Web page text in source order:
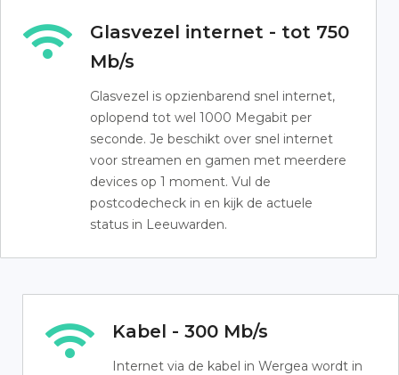
Glasvezel internet - tot 750
Mb/s
Glasvezel is opzienbarend snel internet,
oplopend tot wel 1000 Megabit per
seconde. Je beschikt over snel internet
voor streamen en gamen met meerdere
devices op 1 moment. Vul de
postcodecheck in en kijk de actuele
status in Leeuwarden.
Kabel - 300 Mb/s
Internet via de kabel in Wergea wordt in